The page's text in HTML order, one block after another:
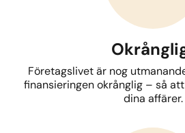
Företagslivet är nog
finansieringen okrånglig – så
dina affärer.